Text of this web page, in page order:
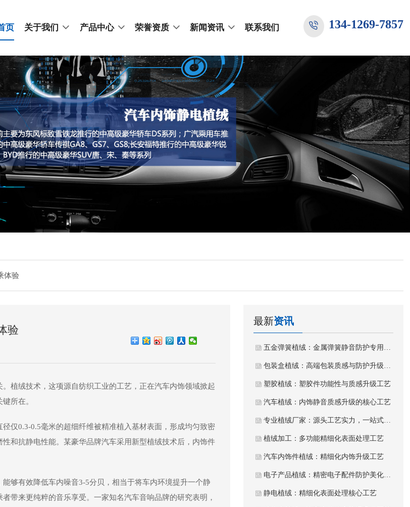
页 关于我们 产品中心 荣誉资质 新闻资讯 联系我们 134-1269-7857
体验
验
植绒技术，这项源自纺织工业的工艺，正在汽车内饰领域掀起
所在。
仅0.3-0.5毫米的超细纤维被精准植入基材表面，形成均匀致密
和抗静电性能。某豪华品牌汽车采用新型植绒技术后，内饰件
够有效降低车内噪音3-5分贝，相当于将车内环境提升一个静
带来更纯粹的音乐享受。一家知名汽车音响品牌的研究表明，
最新资讯
五金弹簧植绒：金属弹簧静音防护专用植绒工艺
包装盒植绒：高端包装质感与防护升级工艺
塑胶植绒：塑胶件功能性与质感升级工艺
汽车植绒：内饰静音质感升级的核心工艺
专业植绒厂家：源头工艺实力，一站式植绒加工服务
植绒加工：多功能精细化表面处理工艺
汽车内饰件植绒：精细化内饰升级工艺
电子产品植绒：精密电子配件防护美化工艺
静电植绒：精细化表面处理核心工艺